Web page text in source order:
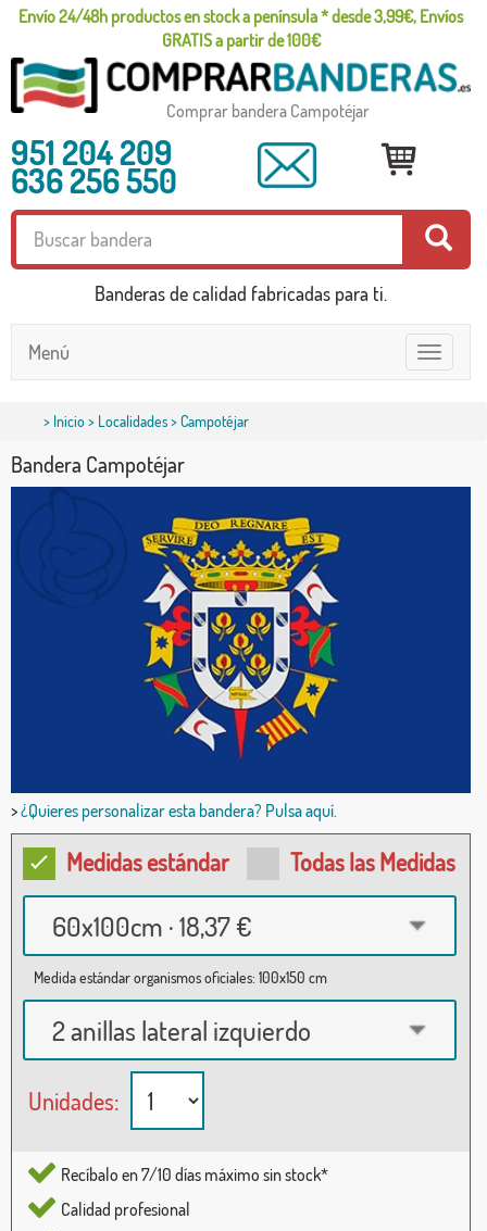
Envío 24/48h productos en stock a península * desde 3,99€, Envíos
GRATIS a partir de 100€
Comprar bandera Campotéjar
951 204 209
636 256 550
Banderas de calidad fabricadas para ti.
Toggle
navigation
Menú
> Inicio> Localidades> Campotéjar
Bandera Campotéjar
>¿Quieres personalizar esta bandera? Pulsa aquí.
Medidas estándar Todas las Medidas
60x100cm · 18,37 €
Medida estándar organismos oficiales: 100x150 cm
2 anillas lateral izquierdo
Unidades:
Recíbalo en 7/10 días máximo sin stock*
Calidad profesional